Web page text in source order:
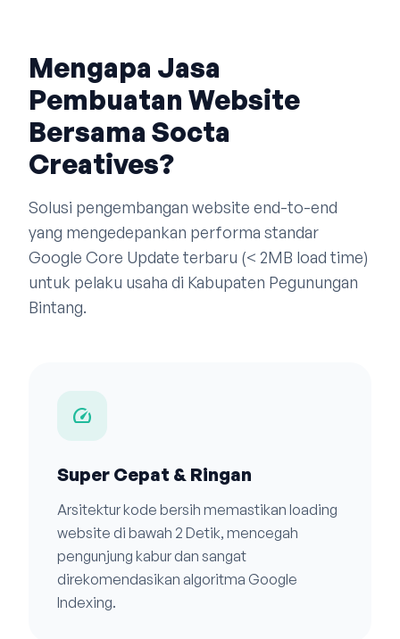
Mengapa Jasa
Pembuatan Website
Bersama Socta
Creatives?
Solusi pengembangan website end-to-end
yang mengedepankan performa standar
Google Core Update terbaru (< 2MB load time)
untuk pelaku usaha di Kabupaten Pegunungan
Bintang.
speed
Super Cepat & Ringan
Arsitektur kode bersih memastikan loading
website di bawah 2 Detik, mencegah
pengunjung kabur dan sangat
direkomendasikan algoritma Google
Indexing.